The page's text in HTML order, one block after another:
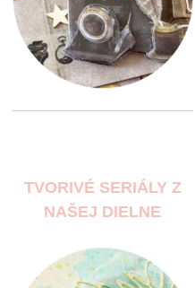
TVORIVÉ SERIÁLY Z
NAŠEJ DIELNE